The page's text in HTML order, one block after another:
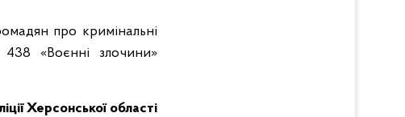
про кримінальні
«Воєнні злочини»
Херсонської області